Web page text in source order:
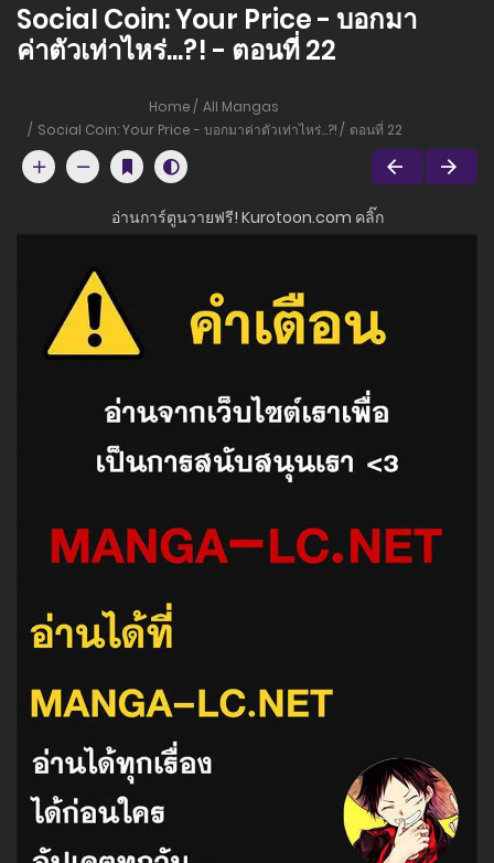
Social Coin: Your Price - บอกมา
ค่าตัวเท่าไหร่...?! - ตอนที่ 22
Home
All Mangas
Social Coin: Your Price - บอกมาค่าตัวเท่าไหร่...?!
ตอนที่ 22
อ่านการ์ตูนวายฟรี! Kurotoon.com คลิ๊ก